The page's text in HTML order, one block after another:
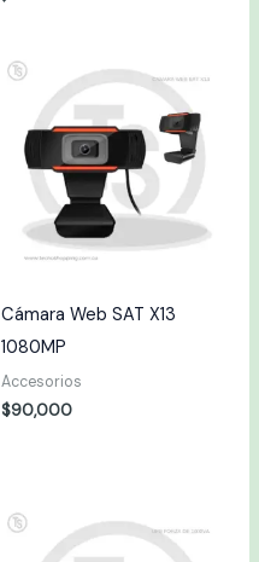
Cámara Web SAT X13
1080MP
Accesorios
$90,000